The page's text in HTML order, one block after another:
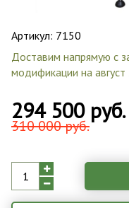
Артикул: 7150
Доставим напрямую с
модификации на август
294 500 руб.
310 000 руб.